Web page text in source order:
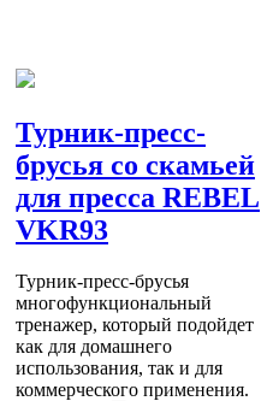
Турник-пресс-
брусья со скамьей
для пресса REBEL
VKR93
Турник-пресс-брусья
многофункциональный
тренажер, который подойдет
как для домашнего
использования, так и для
коммерческого применения.